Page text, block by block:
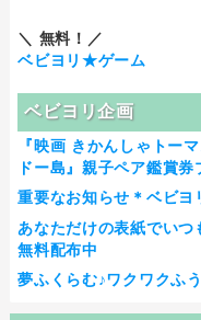
＼ 無料！／
ベビヨリ★ゲーム
ベビヨリ企画
『映画 きかんしゃトー
ドー島』親子ペア鑑賞
重要なお知らせ＊ベビヨ
あなただけの表紙でい
無料配布中
夢ふくらむ♪ワクワクふ